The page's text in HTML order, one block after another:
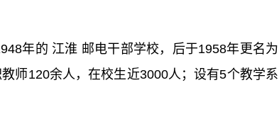
年的 江淮 邮电干部学校，后于1958年更名为
师120余人，在校生近3000人；设有5个教学系